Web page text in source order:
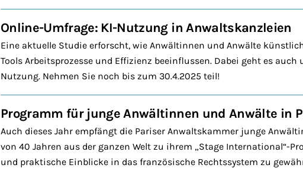
Online-Umfrage: KI-Nutzung in Anwaltskanzleien
Eine aktuelle Studie erforscht, wie Anwältinnen und Anwälte
Tools Arbeitsprozesse und Effizienz beeinflussen. Dabei geht es auch
Nutzung. Nehmen Sie noch bis zum 30.4.2025 teil!
Programm für junge Anwältinnen und Anwälte in
Auch dieses Jahr empfängt die Pariser Anwaltskammer junge
von 40 Jahren aus der ganzen Welt zu ihrem „Stage International“-
und praktische Einblicke in das französische Rechtssystem zu